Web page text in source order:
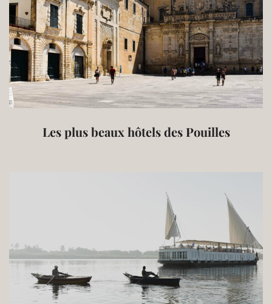
Les plus beaux hôtels des Pouilles